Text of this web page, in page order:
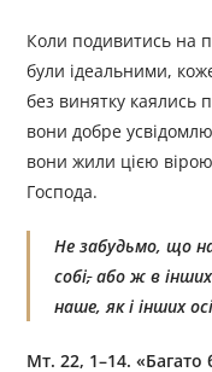
Коли подивитись на
були ідеальними,
без винятку каялись
вони добре
вони жили цією
Господа.
Не забудьмо, що
собі,або ж в інших
наше, як і інших
Мт. 22, 1–14.